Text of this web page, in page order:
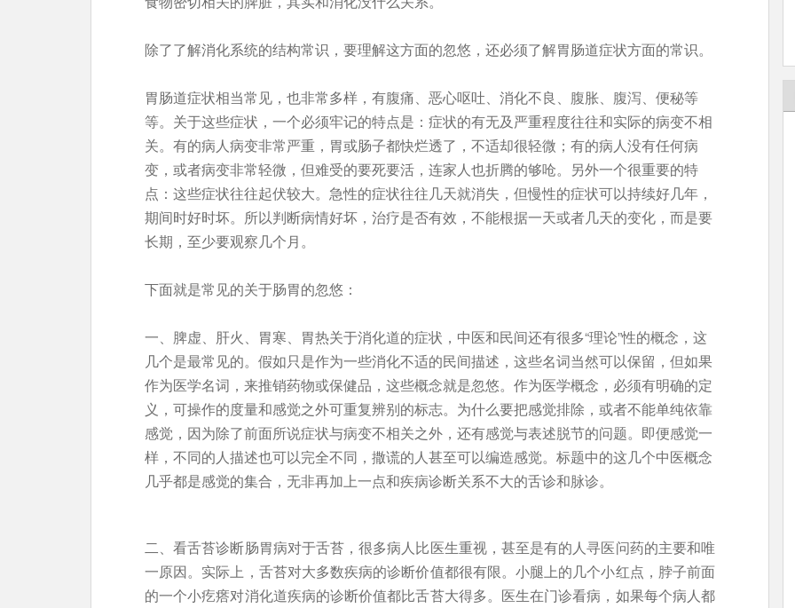
除了了解消化系统的结构常识，要理解这方面的忽悠，还必须了解胃肠道症状方面的常识。
胃肠道症状相当常见，也非常多样，有腹痛、恶心呕吐、消化不良、腹胀、腹泻、便秘等
等。关于这些症状，一个必须牢记的特点是：症状的有无及严重程度往往和实际的病变不相
关。有的病人病变非常严重，胃或肠子都快烂透了，不适却很轻微；有的病人没有任何病
变，或者病变非常轻微，但难受的要死要活，连家人也折腾的够呛。另外一个很重要的特
点：这些症状往往起伏较大。急性的症状往往几天就消失，但慢性的症状可以持续好几年，
期间时好时坏。所以判断病情好坏，治疗是否有效，不能根据一天或者几天的变化，而是要
长期，至少要观察几个月。
下面就是常见的关于肠胃的忽悠：
一、脾虚、肝火、胃寒、胃热关于消化道的症状，中医和民间还有很多“理论”性的概念，这
几个是最常见的。假如只是作为一些消化不适的民间描述，这些名词当然可以保留，但如果
作为医学名词，来推销药物或保健品，这些概念就是忽悠。作为医学概念，必须有明确的定
义，可操作的度量和感觉之外可重复辨别的标志。为什么要把感觉排除，或者不能单纯依靠
感觉，因为除了前面所说症状与病变不相关之外，还有感觉与表述脱节的问题。即便感觉一
样，不同的人描述也可以完全不同，撒谎的人甚至可以编造感觉。标题中的这几个中医概念
几乎都是感觉的集合，无非再加上一点和疾病诊断关系不大的舌诊和脉诊。
二、看舌苔诊断肠胃病对于舌苔，很多病人比医生重视，甚至是有的人寻医问药的主要和唯
一原因。实际上，舌苔对大多数疾病的诊断价值都很有限。小腿上的几个小红点，脖子前面
的一个小疙瘩对消化道疾病的诊断价值都比舌苔大得多。医生在门诊看病，如果每个病人都